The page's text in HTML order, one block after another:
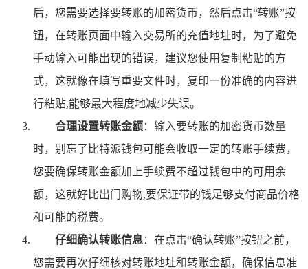
后，您需要选择要转账的加密货币，然后点击“转账”按
钮，在转账页面中输入交易所的充值地址时，为了避免
手动输入可能出现的错误，建议您使用复制粘贴的方
式，这就像在填写重要文件时，复印一份准确的内容进
行粘贴,能够最大程度地减少失误。
合理设置转账金额：输入要转账的加密货币数量
时，别忘了比特派钱包可能会收取一定的转账手续费，
您要确保转账金额加上手续费不超过钱包中的可用余
额，这就好比出门购物,要保证带的钱足够支付商品价格
和可能的税费。
仔细确认转账信息：在点击“确认转账”按钮之前，
您需要再次仔细核对转账地址和转账金额，确保信息准